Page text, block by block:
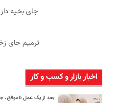
اخبار بازار و کسب و کار
بعد از یک عمل ناموفق،